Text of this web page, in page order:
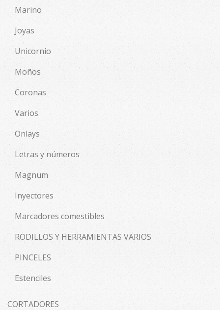
Marino
Joyas
Unicornio
Moños
Coronas
Varios
Onlays
Letras y números
Magnum
Inyectores
Marcadores comestibles
RODILLOS Y HERRAMIENTAS VARIOS
PINCELES
Estenciles
CORTADORES